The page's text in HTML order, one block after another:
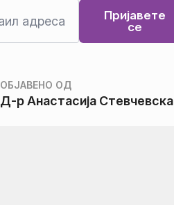
Пријавете
се
ОБЈАВЕНО ОД
Д-р Анастасија Стевчевска